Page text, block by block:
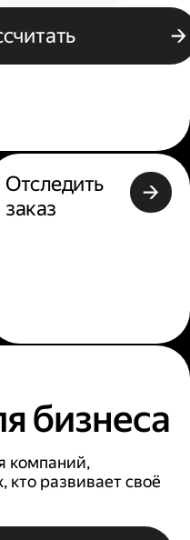
Отследить
заказ
бизнеса
компаний,
кто развивает своё